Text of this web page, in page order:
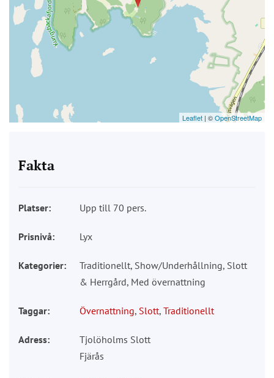
Leaflet | ©OpenStreetMap
Fakta
Platser: Upp till 70 pers.
Prisnivå: Lyx
Kategorier:
Traditionellt, Show/Underhållning, Slott
& Herrgård, Med övernattning
Taggar: Övernattning, Slott, Traditionellt
Adress:
Tjolöholms Slott
Fjärås